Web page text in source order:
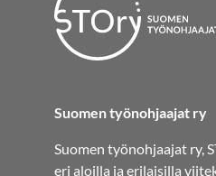
Suomen työnohjaajat ry
Suomen työnohjaajat ry,
eri aloilla ja erilaisilla